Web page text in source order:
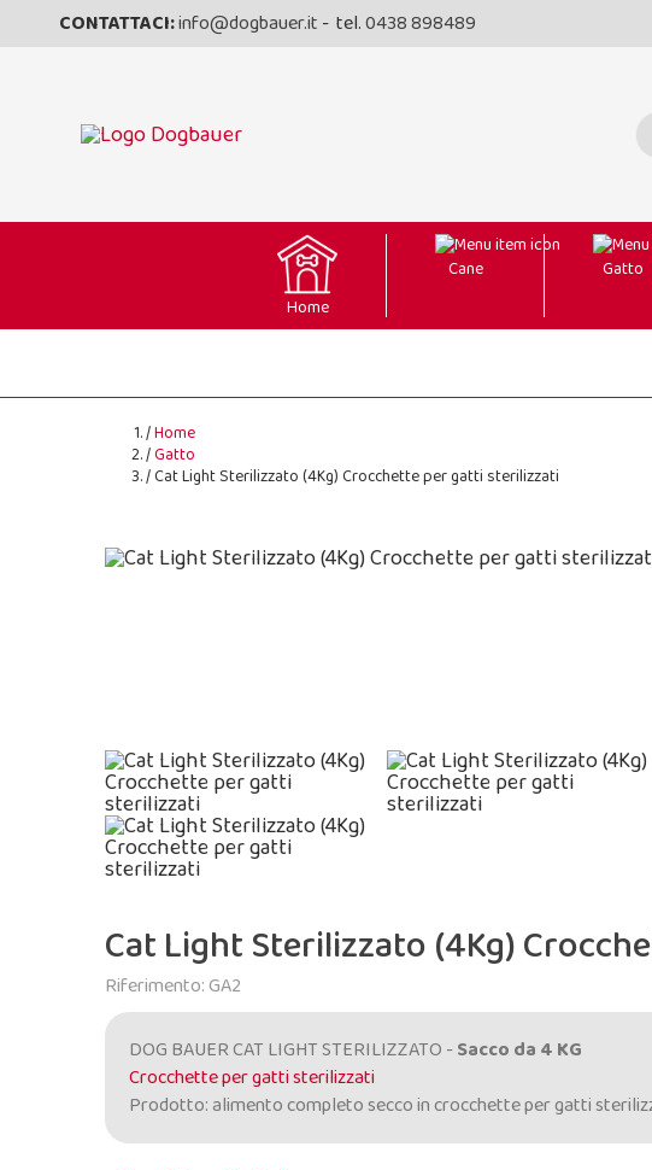
CONTATTACI:info@dogbauer.it - tel.0438 898489
Home
Cane Gatto
Home
Gatto
Cat Light Sterilizzato (4Kg) Crocchette per gatti sterilizzati
Cat Light Sterilizzato (4Kg)
Riferimento: GA2
DOG BAUER CAT LIGHT STERILIZZATO -Sacco da 4 KG
Crocchette per gatti sterilizzati
Prodotto: alimento completo secco in crocchette per gatti